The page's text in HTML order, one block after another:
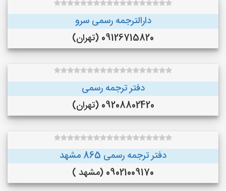
دارالترجمه رسمی سرو
09126715820 (تهران)
دفتر ترجمه رسمی
09208802420 (تهران)
دفتر ترجمه رسمی 865 مشهد
09021009170 (مشهد )